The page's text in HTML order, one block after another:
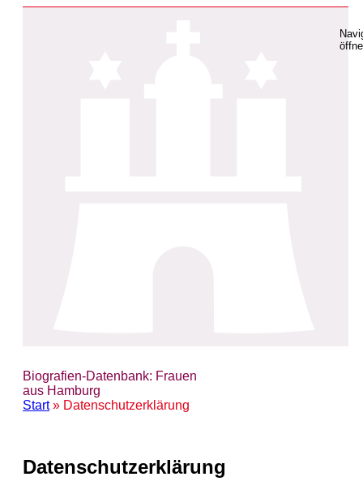
Biografien-Datenbank: Frauen
aus Hamburg
Start» Datenschutzerklärung
Datenschutzerklärung